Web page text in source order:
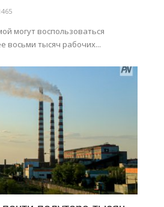
могут воспользоваться
восьми тысяч рабочих...